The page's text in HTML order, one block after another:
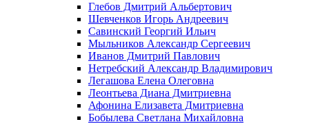
Глебов Дмитрий Альбертович
Шевченков Игорь Андреевич
Савинский Георгий Ильич
Мыльников Александр Сергеевич
Иванов Дмитрий Павлович
Нетребский Александр Владимирович
Легашова Елена Олеговна
Леонтьева Диана Дмитриевна
Афонина Елизавета Дмитриевна
Бобылева Светлана Михайловна